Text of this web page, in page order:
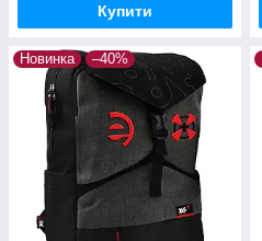
Купити
Новинка –40%